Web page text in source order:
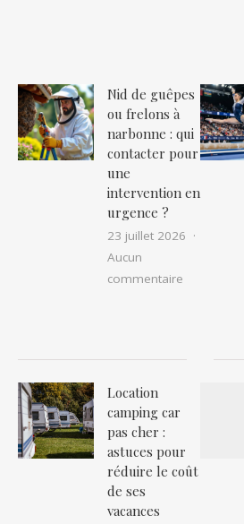
Nid de guêpes
ou frelons à
narbonne : qui
contacter pour
une
intervention en
urgence ?
23 juillet 2026
Aucun
commentaire sur Nid
Location
camping car
pas cher :
astuces pour
réduire le coût
de ses
vacances